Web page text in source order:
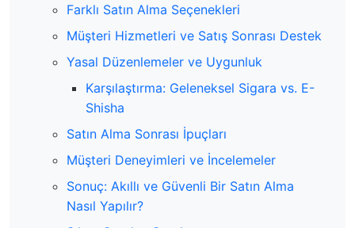
Farklı Satın Alma Seçenekleri
Müşteri Hizmetleri ve Satış Sonrası Destek
Yasal Düzenlemeler ve Uygunluk
Karşılaştırma: Geleneksel Sigara vs. E-
Shisha
Satın Alma Sonrası İpuçları
Müşteri Deneyimleri ve İncelemeler
Sonuç: Akıllı ve Güvenli Bir Satın Alma
Nasıl Yapılır?